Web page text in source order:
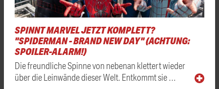
SPINNT MARVEL JETZT KOMPLETT?
"SPIDERMAN - BRAND NEW DAY" (ACHTUNG:
SPOILER-ALARM!)
Die freundliche Spinne von nebenan klettert wieder
über die Leinwände dieser Welt. Entkommt sie …